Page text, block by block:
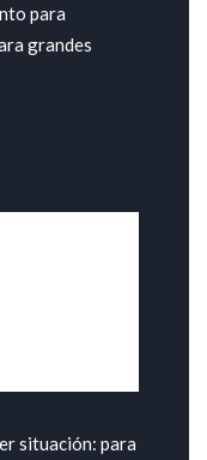
para
grandes
situación: para